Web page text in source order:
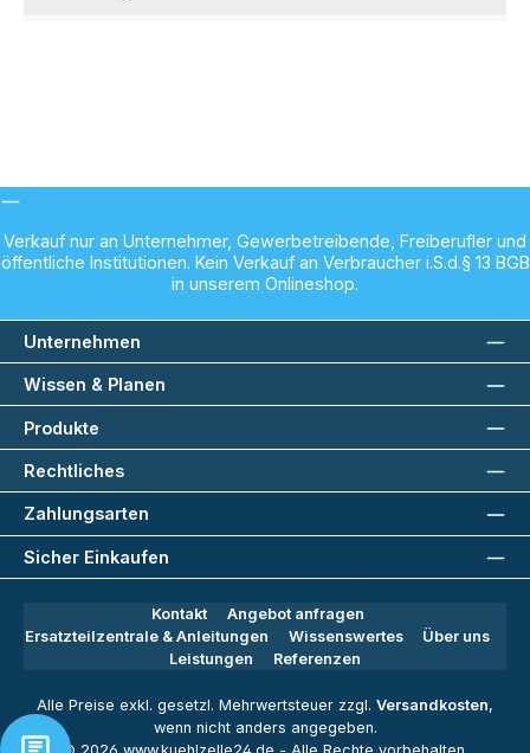
Verkauf nur an Unternehmer, Gewerbetreibende, Freiberufler und
öffentliche Institutionen. Kein Verkauf an Verbraucher i.S.d.§ 13 BGB
in unserem Onlineshop.
Unternehmen
Wissen & Planen
Produkte
Rechtliches
Zahlungsarten
Sicher Einkaufen
Kontakt
Angebot anfragen
Ersatzteilzentrale & Anleitungen
Wissenswertes
Über uns
Leistungen
Referenzen
Alle Preise exkl. gesetzl. Mehrwertsteuer zzgl. Versandkosten,
wenn nicht anders angegeben.